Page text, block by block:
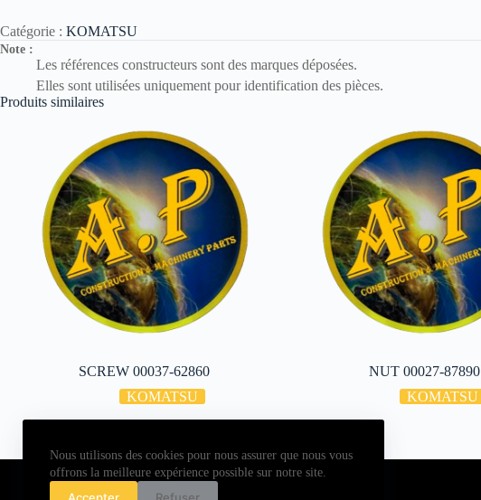
Nous utilisons des cookies pour nous assurer que nous vous
offrons la meilleure expérience possible sur notre site.
Accepter Refuser
Catégorie : KOMATSU
Note :
Les références constructeurs sont des marques déposées.
Elles sont utilisées uniquement pour identification des pièces.
Produits similaires
SCREW 00037-62860
KOMATSU
NUT 00027-87890
KOMATSU
Copyright © 2026 - ALL PARTS FRANCE SAS